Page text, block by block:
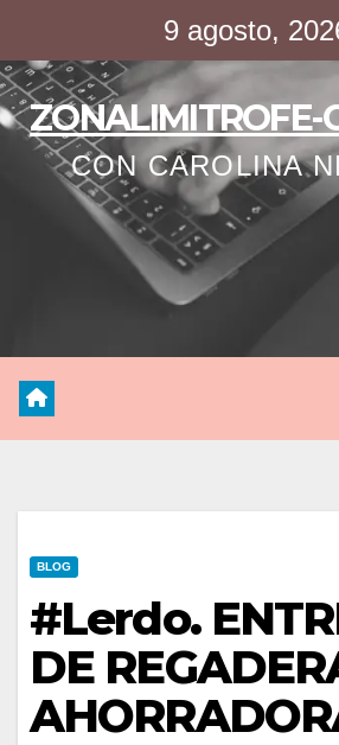
contenido
9 agosto,
ZONALIMITROFE-
CON CAROLINA
BLOG
#Lerdo.
DE